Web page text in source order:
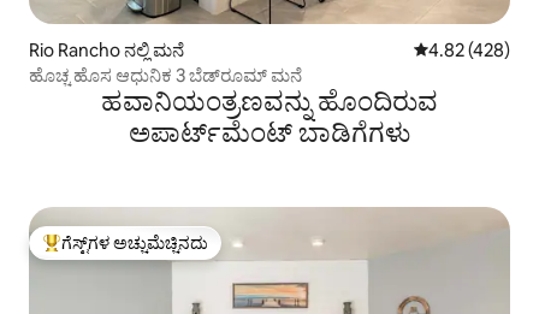
Rio Rancho ನಲ್ಲಿ ಮನೆ 5 ರಲ್ಲಿ 4.82
4.82 (428)
ಹೊಚ್ಚ ಹೊಸ ಆಧುನಿಕ 3 ಬೆಡ್‌ರೂಮ್ ಮನೆ
ಹವಾನಿಯಂತ್ರಣವನ್ನು ಹೊಂದಿರುವ
ಅಪಾರ್ಟ್‌ಮೆಂಟ್‌ ಬಾಡಿಗೆಗಳು
ಗೆಸ್ಟ್‌ಗಳಿಗೆ ಅತಿ ಹೆಚ್ಚು ಅಚ್ಚುಮೆಚ್ಚಿನದು
ಗೆಸ್ಟ್‌ಗಳ ಅಚ್ಚುಮೆಚ್ಚಿನದು